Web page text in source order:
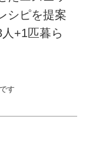
シピを提案
+1匹暮ら
す